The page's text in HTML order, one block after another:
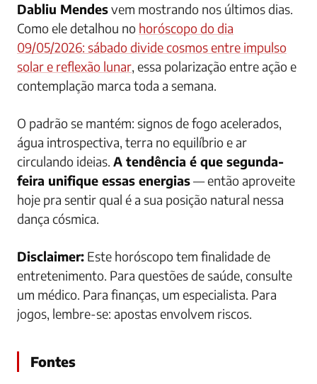
Dabliu Mendesvem mostrando nos últimos dias.
Como ele detalhou no horóscopo do dia
09/05/2026: sábado divide cosmos entre impulso
solar e reflexão lunar, essa polarização entre ação e
contemplação marca toda a semana.
O padrão se mantém: signos de fogo acelerados,
água introspectiva, terra no equilíbrio e ar
circulando ideias. A tendência é que segunda-
feira unifique essas energias— então aproveite
hoje pra sentir qual é a sua posição natural nessa
dança cósmica.
Disclaimer: Este horóscopo tem finalidade de
entretenimento. Para questões de saúde, consulte
um médico. Para finanças, um especialista. Para
jogos, lembre-se: apostas envolvem riscos.
Fontes